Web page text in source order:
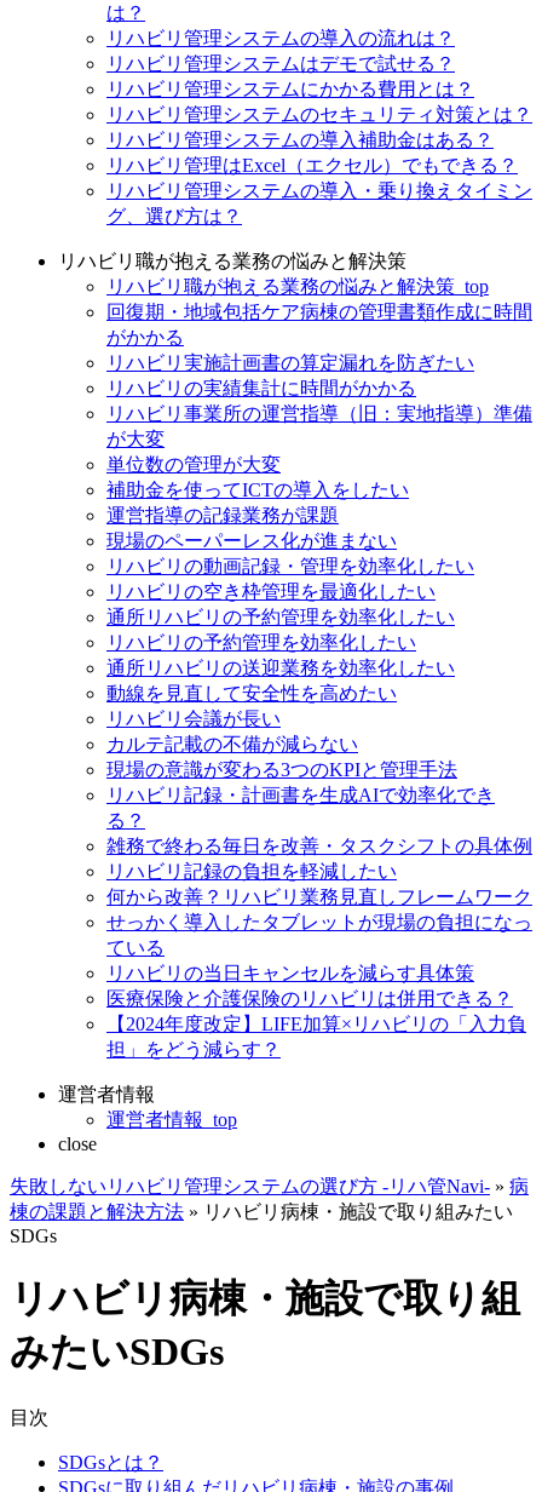
は？
リハビリ管理システムの導入の流れは？
リハビリ管理システムはデモで試せる？
リハビリ管理システムにかかる費用とは？
リハビリ管理システムのセキュリティ対策とは？
リハビリ管理システムの導入補助金はある？
リハビリ管理はExcel（エクセル）でもできる？
リハビリ管理システムの導入・乗り換えタイミン
グ、選び方は？
リハビリ職が抱える業務の悩みと解決策
リハビリ職が抱える業務の悩みと解決策_top
回復期・地域包括ケア病棟の管理書類作成に時間
がかかる
リハビリ実施計画書の算定漏れを防ぎたい
リハビリの実績集計に時間がかかる
リハビリ事業所の運営指導（旧：実地指導）準備
が大変
単位数の管理が大変
補助金を使ってICTの導入をしたい
運営指導の記録業務が課題
現場のペーパーレス化が進まない
リハビリの動画記録・管理を効率化したい
リハビリの空き枠管理を最適化したい
通所リハビリの予約管理を効率化したい
リハビリの予約管理を効率化したい
通所リハビリの送迎業務を効率化したい
動線を見直して安全性を高めたい
リハビリ会議が長い
カルテ記載の不備が減らない
現場の意識が変わる3つのKPIと管理手法
リハビリ記録・計画書を生成AIで効率化でき
る？
雑務で終わる毎日を改善・タスクシフトの具体例
リハビリ記録の負担を軽減したい
何から改善？リハビリ業務見直しフレームワーク
せっかく導入したタブレットが現場の負担になっ
ている
リハビリの当日キャンセルを減らす具体策
医療保険と介護保険のリハビリは併用できる？
【2024年度改定】LIFE加算×リハビリの「入力負
担」をどう減らす？
運営者情報
運営者情報_top
close
失敗しないリハビリ管理システムの選び方 -リハ管Navi- » 病
棟の課題と解決方法 » リハビリ病棟・施設で取り組みたい
SDGs
リハビリ病棟・施設で取り組
みたいSDGs
目次
SDGsとは？
SDGsに取り組んだリハビリ病棟・施設の事例